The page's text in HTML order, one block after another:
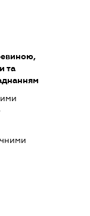
та